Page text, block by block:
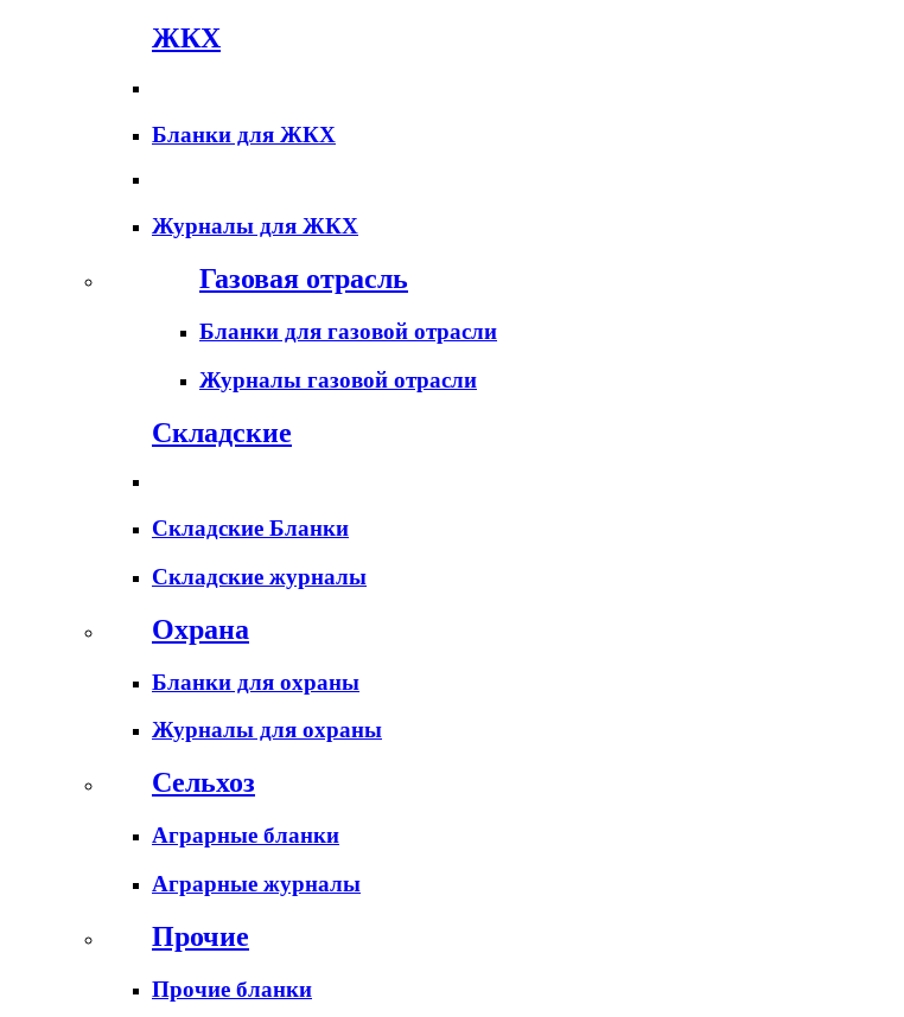
ЖКХ
Бланки для ЖКХ
Журналы для ЖКХ
Газовая отрасль
Бланки для газовой отрасли
Журналы газовой отрасли
Складские
Складские Бланки
Складские журналы
Охрана
Бланки для охраны
Журналы для охраны
Сельхоз
Аграрные бланки
Аграрные журналы
Прочие
Прочие бланки